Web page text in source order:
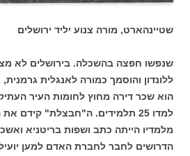
שטיינהארט, מורה צנוע יליד ירושלים
שנפשו חפצה בהשכלה. בירושלים לא
ללונדון והוסמך כמורה לאנגלית גרמנית,
הוא שכר דירה מחוץ לחומות העיר
למדו 25 תלמידים. ה"חבצלת"
מלמדיו הייתה כתב ושפות בריטניא
הדרושים לחבר לחברת האדם למען